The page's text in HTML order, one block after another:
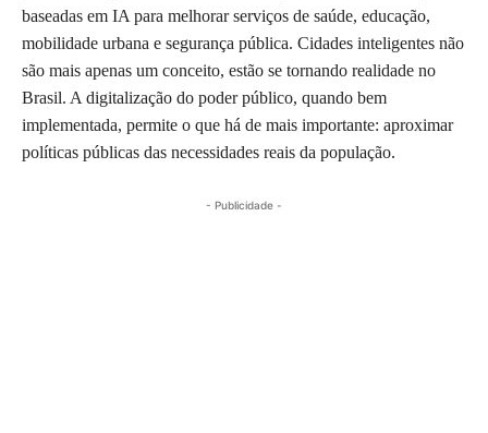
baseadas em IA para melhorar serviços de saúde, educação,
mobilidade urbana e segurança pública. Cidades inteligentes não
são mais apenas um conceito, estão se tornando realidade no
Brasil. A digitalização do poder público, quando bem
implementada, permite o que há de mais importante: aproximar
políticas públicas das necessidades reais da população.
- Publicidade -